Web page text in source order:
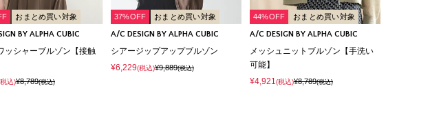
おまとめ買い対象
BY ALPHA CUBIC
ッシャーブルゾン【接触
込)¥8,789(税込)
37%OFF おまとめ買い対象
A/C DESIGN BY ALPHA CUBIC
シアージップアップブルゾン
¥6,229(税込)¥9,889(税込)
44%OFF おまとめ買い対象
A/C DESIGN BY ALPHA CUBIC
メッシュニットブルゾン【手洗い
可能】
¥4,921(税込)¥8,789(税込)